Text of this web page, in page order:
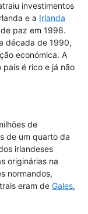
investimentos
e a Irlanda
paz em 1998.
década de 1990,
económica. A
é rico e já não
de
de um quarto da
irlandeses
originárias na
normandos,
eram de Gales,